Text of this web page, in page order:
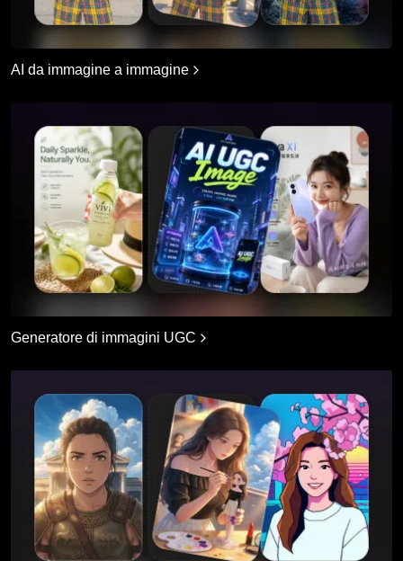
AI da immagine a immagine
Generatore di immagini UGC